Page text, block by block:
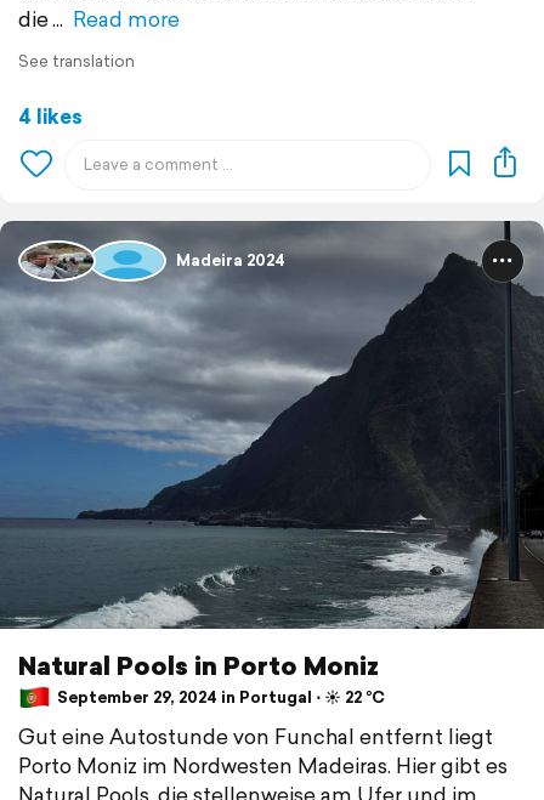
die
Read more
See translation
4 likes
Madeira 2024
Natural Pools in Porto Moniz
September 29, 2024 in Portugal ⋅ ☀️ 22 °C
Gut eine Autostunde von Funchal entfernt liegt
Porto Moniz im Nordwesten Madeiras. Hier gibt es